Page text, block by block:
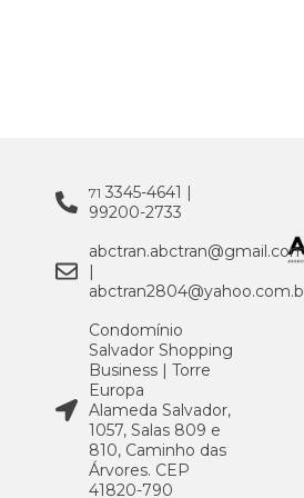
71 3345-4641 |
99200-2733
|
Condomínio
Salvador Shopping
Business | Torre
Europa
Alameda Salvador,
1057, Salas 809 e
810, Caminho das
Árvores. CEP
41820-790